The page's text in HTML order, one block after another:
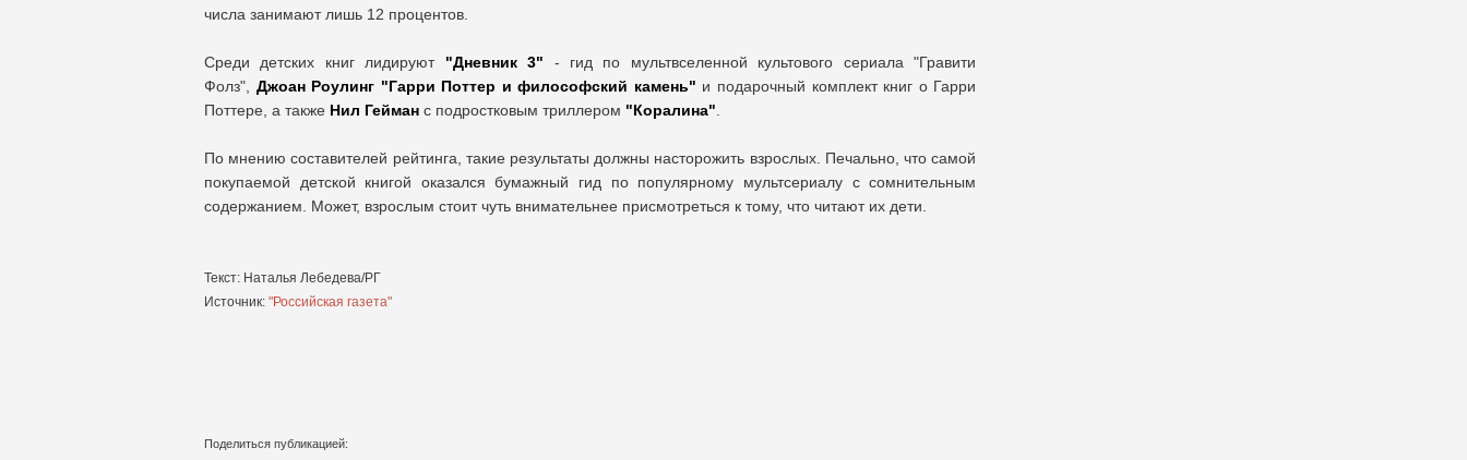
числа занимают лишь 12 процентов.
Среди детских книг лидируют "Дневник 3" - гид по мультвселенной культового сериала "Гравити
Фолз", Джоан Роулинг "Гарри Поттер и философский камень" и подарочный комплект книг о Гарри
Поттере, а также Нил Гейман с подростковым триллером "Коралина"
По мнению составителей рейтинга, такие результаты должны насторожить взрослых. Печально, что самой
покупаемой детской книгой оказался бумажный гид по популярному мультсериалу с сомнительным
содержанием. Может, взрослым стоит чуть внимательнее присмотреться к тому, что читают их дети.
Текст: Наталья Лебедева/РГ
Источник: "Российская газета"
Поделиться публикацией: